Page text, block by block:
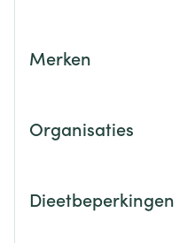
Merken
Organisaties
Dieetbeperkingen